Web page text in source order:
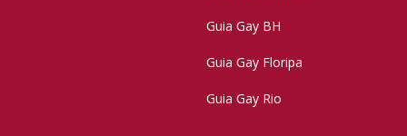
Guia Gay BH
Guia Gay Floripa
Guia Gay Rio